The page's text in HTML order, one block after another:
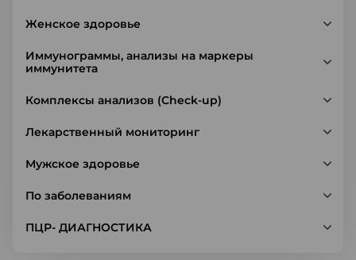
Женское здоровье
Иммунограммы, анализы на маркеры
иммунитета
Комплексы анализов (Check-up)
Лекарственный мониторинг
Мужское здоровье
По заболеваниям
ПЦР- ДИАГНОСТИКА